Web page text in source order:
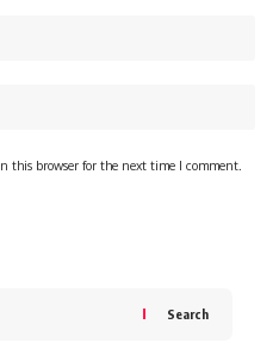
this browser for the next time I comment.
Search